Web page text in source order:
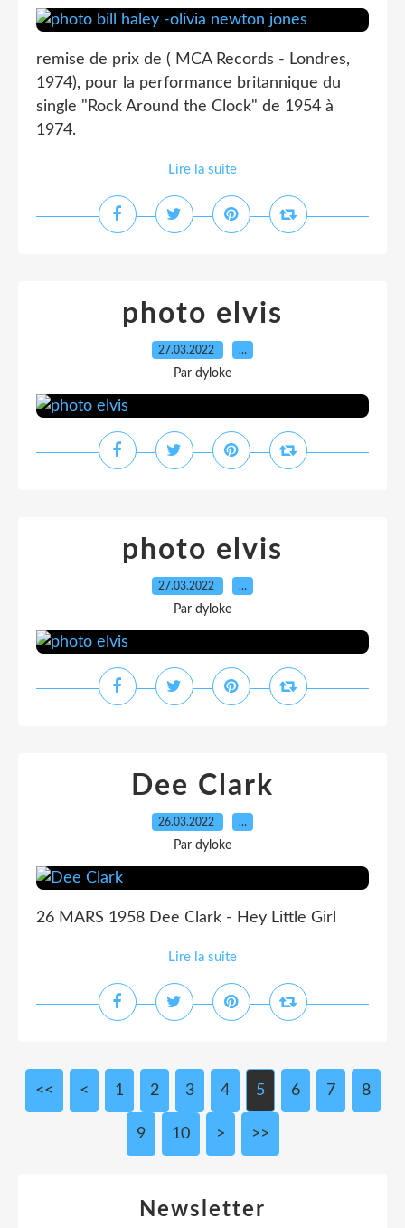
remise de prix de ( MCA Records - Londres,
1974), pour la performance britannique du
single "Rock Around the Clock" de 1954 à
1974.
Lire la suite
photo elvis
27.03.2022 …
Par dyloke
photo elvis
27.03.2022 …
Par dyloke
Dee Clark
26.03.2022 …
Par dyloke
26 MARS 1958 Dee Clark - Hey Little Girl
Lire la suite
<< < 1 2 3 4 5 6 7 8
9 10 20
30
40
> >>
Newsletter